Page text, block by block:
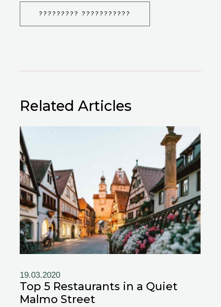
????????? ???????????
Related Articles
19.03.2020
Top 5 Restaurants in a Quiet
Malmo Street